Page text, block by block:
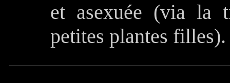
et asexuée (via la
petites plantes filles).